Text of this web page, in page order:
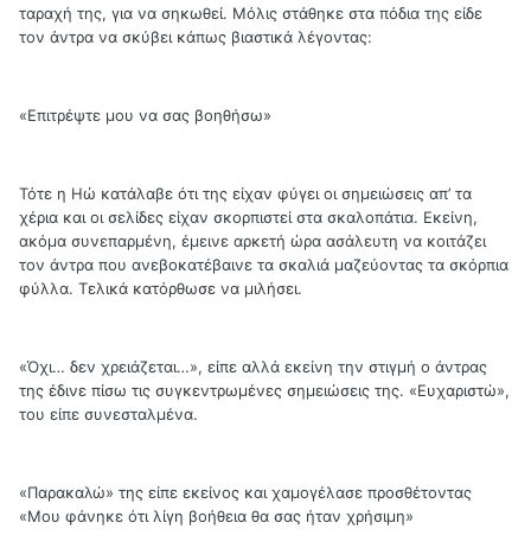
ταραχή της, για να σηκωθεί. Μόλις στάθηκε στα πόδια της είδε
τον άντρα να σκύβει κάπως βιαστικά λέγοντας:
«Επιτρέψτε μου να σας βοηθήσω»
Τότε η Ηώ κατάλαβε ότι της είχαν φύγει οι σημειώσεις απ’ τα
χέρια και οι σελίδες είχαν σκορπιστεί στα σκαλοπάτια. Εκείνη,
ακόμα συνεπαρμένη, έμεινε αρκετή ώρα ασάλευτη να κοιτάζει
τον άντρα που ανεβοκατέβαινε τα σκαλιά μαζεύοντας τα σκόρπια
φύλλα. Τελικά κατόρθωσε να μιλήσει.
«Όχι… δεν χρειάζεται…», είπε αλλά εκείνη την στιγμή ο άντρας
της έδινε πίσω τις συγκεντρωμένες σημειώσεις της. «Ευχαριστώ»,
του είπε συνεσταλμένα.
«Παρακαλώ» της είπε εκείνος και χαμογέλασε προσθέτοντας
«Μου φάνηκε ότι λίγη βοήθεια θα σας ήταν χρήσιμη»